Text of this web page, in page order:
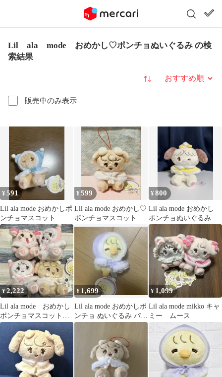
Lil ala mode おめかし♡ポンチョぬいぐるみ の検
索結果
販売中のみ表示
並び替え
¥591
Lil ala mode おめかしポ
ンチョマスコット
¥599
Lil ala mode おめかし♡
ポンチョマスコット
【ナッツ】
¥800
Lil ala mode おめかし
ポンチョぬいぐるみ
mikko スフレ
¥2,222
Lil ala mode おめかし
ポンチョマスコット
ぬいぐるみ 3種
¥ 1,699
Lil ala mode おめかしポ
ンチョ ぬいぐるみ パフ
mikko
¥ 1,099
Lil ala mode mikko キャ
ミー ムース